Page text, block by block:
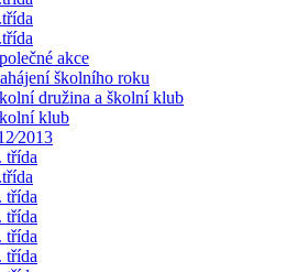
akce
školního roku
družina a školní klub
klub
třída
třída
třída
třída
třída